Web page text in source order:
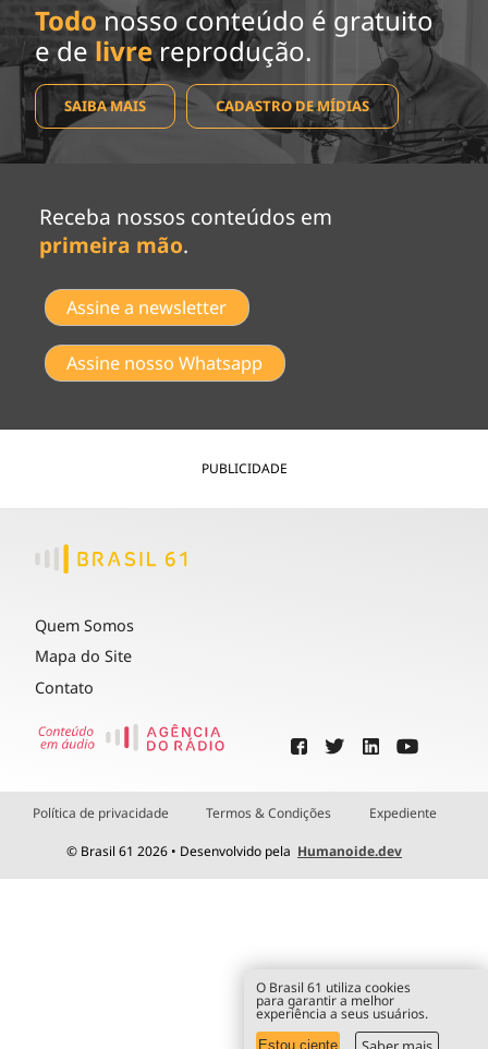
Todo nosso conteúdo é gratuito
e de livrereprodução.
SAIBA MAIS CADASTRO DE MÍDIAS
Receba nossos conteúdos em
primeira mão.
Assine a newsletter
Assine nosso Whatsapp
PUBLICIDADE
Quem Somos
Mapa do Site
Contato
Política de privacidade Termos & Condições Expediente
© Brasil 61 2026 • Desenvolvido pela Humanoide.dev
O Brasil 61 utiliza cookies
para garantir a melhor
experiência a seus usuários.
Estou ciente